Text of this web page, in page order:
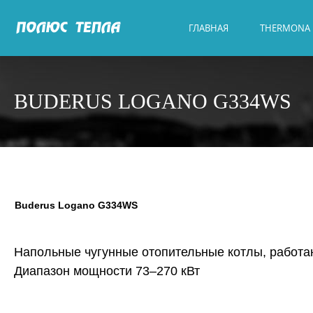
ГЛАВНАЯ THERMONA
BUDERUS LOGANO G334WS
Buderus Logano G334WS
Напольные чугунные отопительные котлы,
Диапазон мощности 73–270 кВт